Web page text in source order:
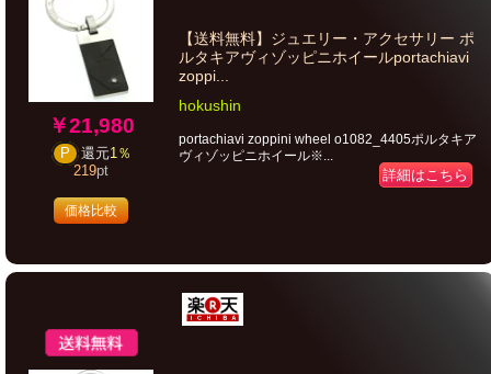
￥21,980
P 還元1％
219pt
価格比較
【送料無料】ジュエリー・アクセサリー ポ
ルタキアヴィゾッピニホイールportachiavi
zoppi...
hokushin
portachiavi zoppini wheel o1082_4405ポルタキア
ヴィゾッピニホイール※...
詳細はこちら